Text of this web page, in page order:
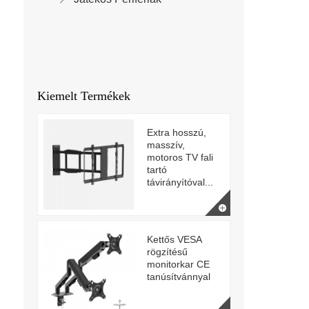
Kiemelt Termékek
Extra hosszú,
masszív,
motoros TV fali
tartó
távirányítóval...
Kettős VESA
rögzítésű
monitorkar CE
tanúsítvánnyal